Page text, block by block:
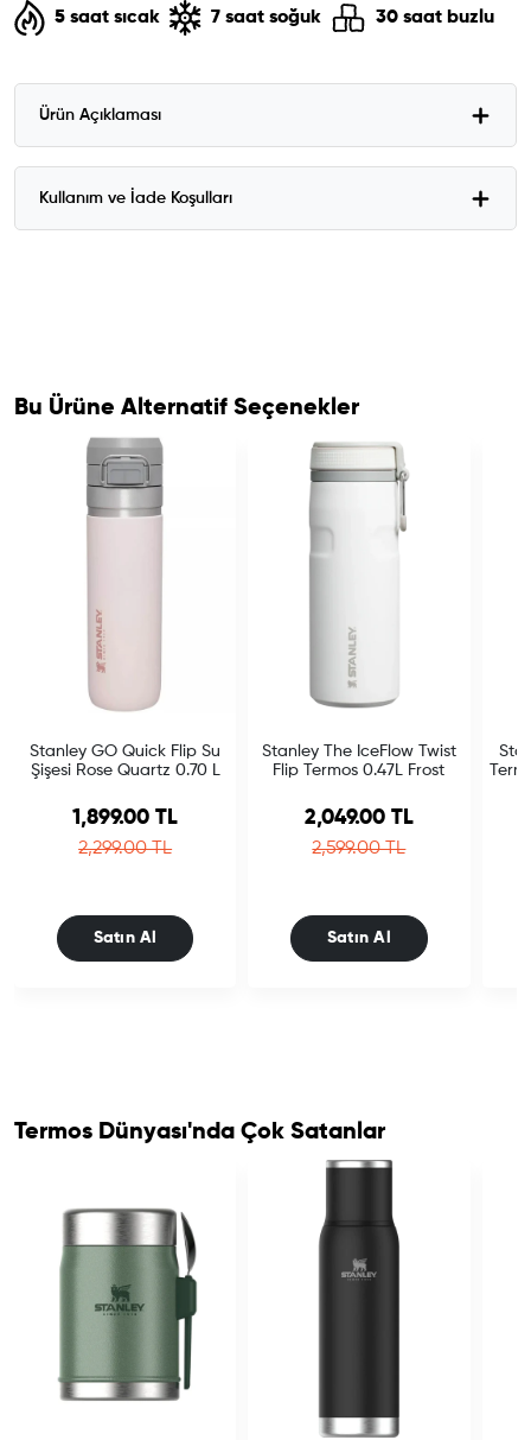
5 saat sıcak 7 saat soğuk 30 saat buzlu
Ürün Açıklaması
Kullanım ve İade Koşulları
Bu Ürüne Alternatif Seçenekler
Stanley GO Quick Flip Su
Şişesi Rose Quartz 0.70 L
Sale price
1,899.00 TL
Regular price
2,299.00 TL
Satın Al
Stanley The IceFlow Twist
Flip Termos 0.47L Frost
Sale price
2,049.00 TL
Regular price
2,599.00 TL
Satın Al
Termos Dünyası'nda Çok Satanlar